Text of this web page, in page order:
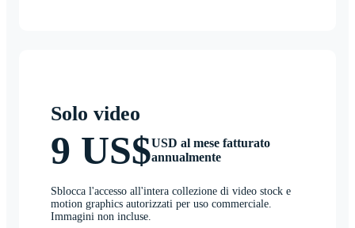
Solo video
9 US$USD al mese fatturato
annualmente
Sblocca l'accesso all'intera collezione di video stock e
motion graphics autorizzati per uso commerciale.
Immagini non incluse.